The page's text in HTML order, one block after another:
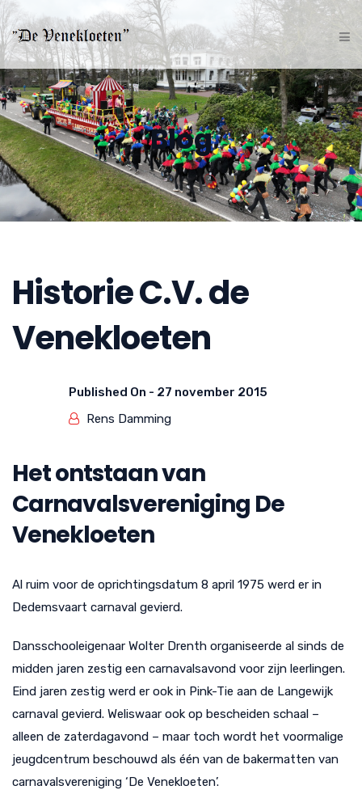
Blog
Historie C.V. de
Venekloeten
Published On - 27 november 2015
Rens Damming
Het ontstaan van
Carnavalsvereniging De
Venekloeten
Al ruim voor de oprichtingsdatum 8 april 1975 werd er in
Dedemsvaart carnaval gevierd.
Dansschooleigenaar Wolter Drenth organiseerde al sinds de
midden jaren zestig een carnavalsavond voor zijn leerlingen.
Eind jaren zestig werd er ook in Pink-Tie aan de Langewijk
carnaval gevierd. Weliswaar ook op bescheiden schaal –
alleen de zaterdagavond – maar toch wordt het voormalige
jeugdcentrum beschouwd als één van de bakermatten van
carnavalsvereniging ‘De Venekloeten’.